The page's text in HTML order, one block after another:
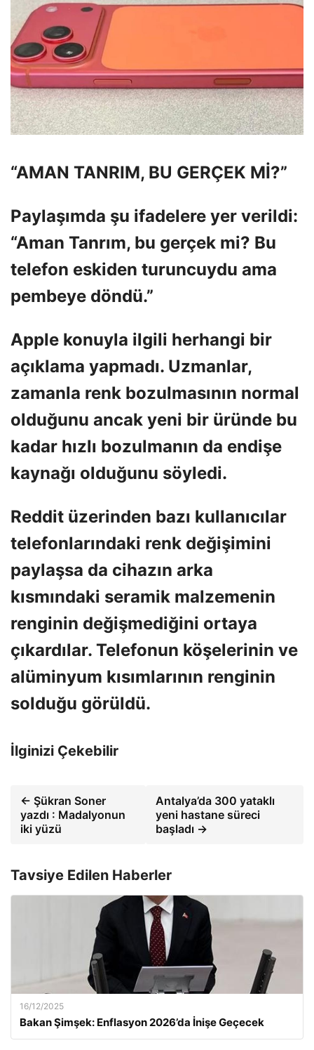
“AMAN TANRIM, BU GERÇEK Mİ?”
Paylaşımda şu ifadelere yer verildi:
“Aman Tanrım, bu gerçek mi? Bu
telefon eskiden turuncuydu ama
pembeye döndü.”
Apple konuyla ilgili herhangi bir
açıklama yapmadı. Uzmanlar,
zamanla renk bozulmasının normal
olduğunu ancak yeni bir üründe bu
kadar hızlı bozulmanın da endişe
kaynağı olduğunu söyledi.
Reddit üzerinden bazı kullanıcılar
telefonlarındaki renk değişimini
paylaşsa da cihazın arka
kısmındaki seramik malzemenin
renginin değişmediğini ortaya
çıkardılar. Telefonun köşelerinin ve
alüminyum kısımlarının renginin
solduğu görüldü.
İlginizi Çekebilir
← Şükran Soner
yazdı : Madalyonun
iki yüzü
Antalya’da 300 yataklı
yeni hastane süreci
başladı →
Tavsiye Edilen Haberler
16/12/2025
Bakan Şimşek: Enflasyon 2026’da İnişe Geçecek